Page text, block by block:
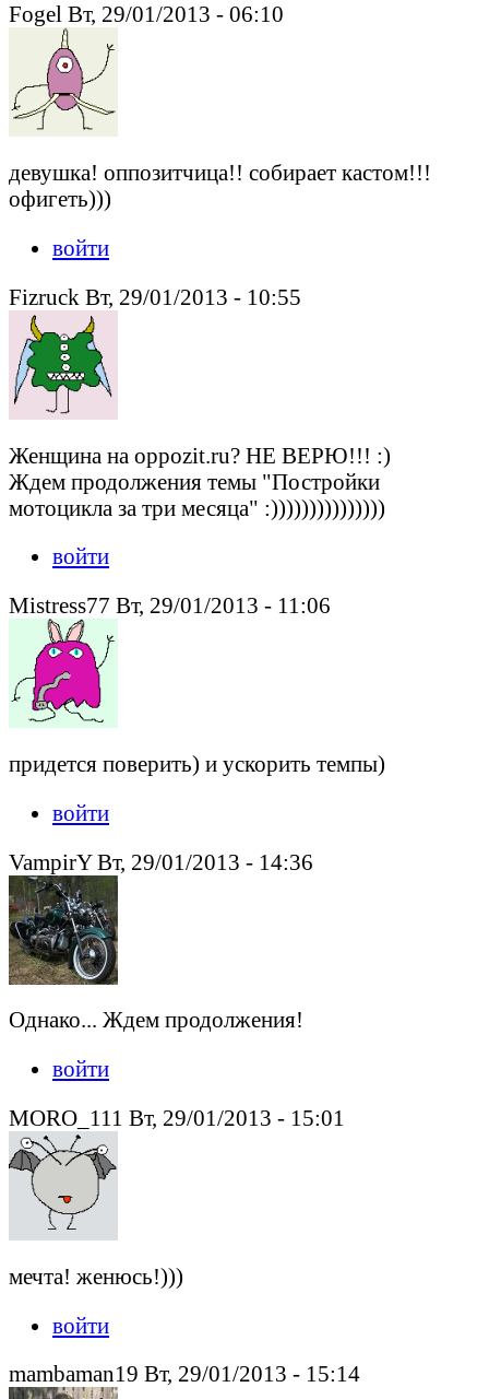
Fogel Вт, 29/01/2013 - 06:10
девушка! оппозитчица!! собирает кастом!!!
офигеть)))
войти
Fizruck Вт, 29/01/2013 - 10:55
Женщина на oppozit.ru? НЕ ВЕРЮ!!! :)
Ждем продолжения темы "Постройки
мотоцикла за три месяца" :)))))))))))))))
войти
Mistress77 Вт, 29/01/2013 - 11:06
придется поверить) и ускорить темпы)
войти
VampirY Вт, 29/01/2013 - 14:36
Однако... Ждем продолжения!
войти
MORO_111 Вт, 29/01/2013 - 15:01
мечта! женюсь!)))
войти
mambaman19 Вт, 29/01/2013 - 15:14